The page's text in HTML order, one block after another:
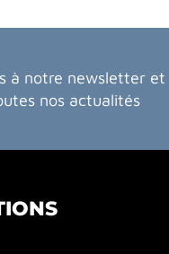
à notre newsletter et
nos actualités